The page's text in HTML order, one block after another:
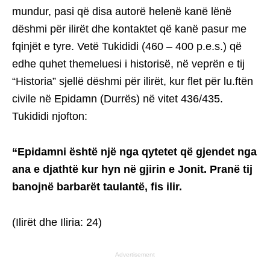
mundur, pasi që disa autorë helenë kanë lënë
dëshmi për ilirët dhe kontaktet që kanë pasur me
fqinjët e tyre. Vetë Tukididi (460 – 400 p.e.s.) që
edhe quhet themeluesi i historisë, në veprën e tij
“Historia” sjellë dëshmi për ilirët, kur flet për lu.ftën
civile në Epidamn (Durrës) në vitet 436/435.
Tukididi njofton:
“Epidamni është një nga qytetet që gjendet nga
ana e djathtë kur hyn në gjirin e Jonit. Pranë tij
banojnë barbarët taulantë, fis ilir.
(Ilirët dhe Iliria: 24)
Advertisement